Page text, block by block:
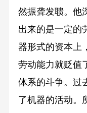
然振聋发聩。他
出来的是一定的
器形式的资本上
劳动能力就贬值
体系的斗争。过
了机器的活动。